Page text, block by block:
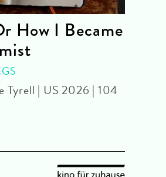
How I Became
Tyrell | US 2026 | 104